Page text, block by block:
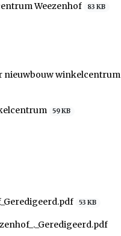
Weezenhof 83 KB
nieuwbouw winkelcentrum
59 KB
53 KB